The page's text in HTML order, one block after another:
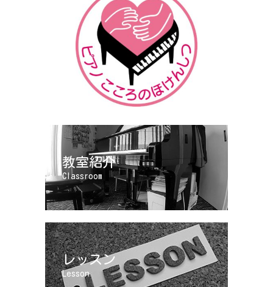
教室紹介
Classroom
レッスン
Lesson